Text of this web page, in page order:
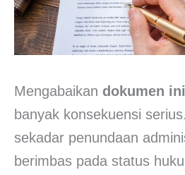
Mengabaikan dokumen ini
banyak konsekuensi
sekadar penundaan
berimbas pada status